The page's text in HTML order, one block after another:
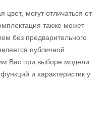
цвет, могут отличаться от
также может
без предварительного
публичной
Вас при выборе модели
и характеристик у